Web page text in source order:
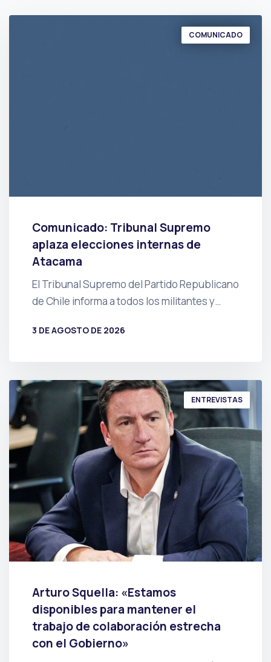
COMUNICADO
Comunicado: Tribunal Supremo
aplaza elecciones internas de
Atacama
El Tribunal Supremo del Partido Republicano
de Chile informa a todos los militantes y…
3 DE AGOSTO DE 2026
ENTREVISTAS
Arturo Squella: «Estamos
disponibles para mantener el
trabajo de colaboración estrecha
con el Gobierno»